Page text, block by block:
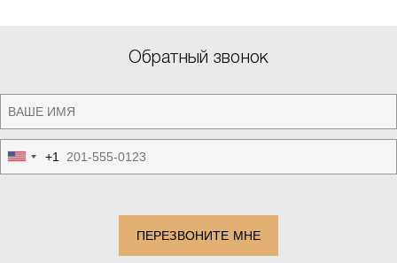
Обратный звонок
United
States
+1
ПЕРЕЗВОНИТЕ МНЕ